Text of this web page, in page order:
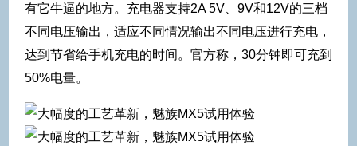
有它牛逼的地方。充电器支持2A 5V、9V和12V的三档
不同电压输出，适应不同情况输出不同电压进行充电，
达到节省给手机充电的时间。官方称，30分钟即可充到
50%电量。